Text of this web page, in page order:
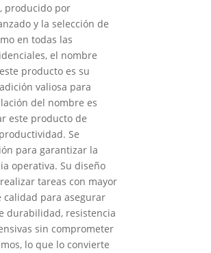
producido por
y la selección de
en todas las
el nombre
producto es su
valiosa para
del nombre es
este producto de
Se
para garantizar la
operativa. Su diseño
tareas con mayor
calidad para asegurar
durabilidad, resistencia
sin comprometer
lo que lo convierte